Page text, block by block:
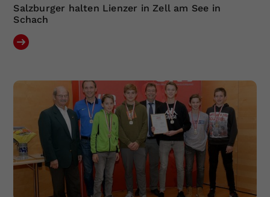
Salzburger halten Lienzer in Zell am See in
Schach